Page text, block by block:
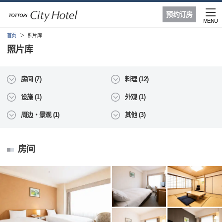
预约订房
MENU
首页 照片库
照片库
房间 (7) 料理 (12)
设施 (1) 外观 (1)
周边・景观 (1) 其他 (3)
房间